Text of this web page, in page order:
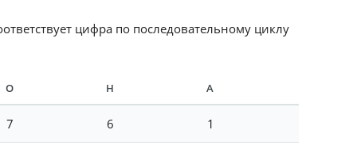
цифра по последовательному циклу
О Н А
7 6 1